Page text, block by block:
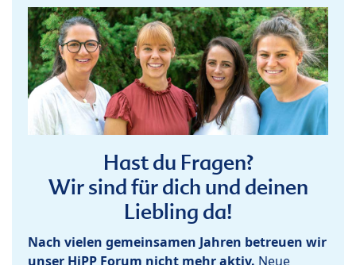
Hast du Fragen?
Wir sind für dich und deinen
Liebling da!
Nach vielen gemeinsamen Jahren betreuen wir
unser HiPP Forum nicht mehr aktiv. Neue